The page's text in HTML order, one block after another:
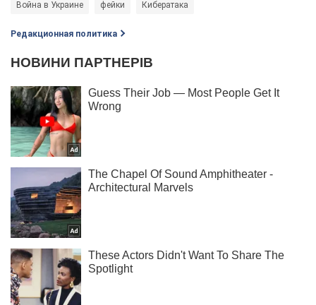
Война в Украине фейки Кибератака
Редакционная политика